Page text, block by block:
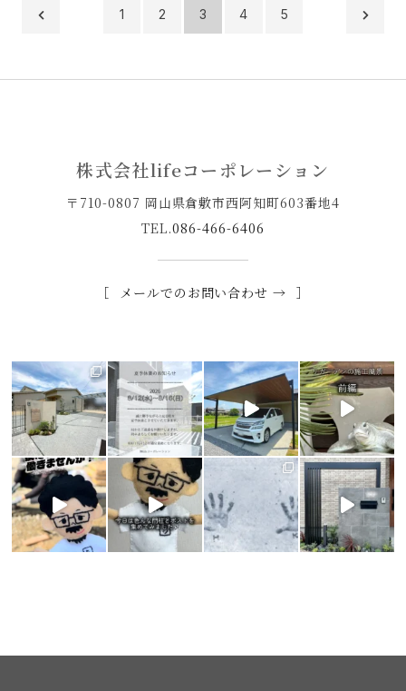
1 2 3 4 5
株式会社lifeコーポレーション
〒710-0807 岡山県倉敷市西阿知町603番地4
TEL.086-466-6406
メールでのお問い合わせ →